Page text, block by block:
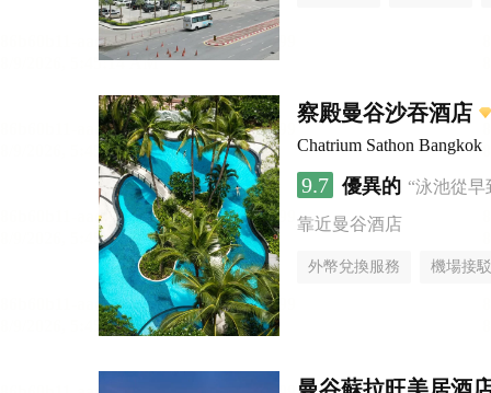
察殿曼谷沙吞酒店
Chatrium Sathon Bangkok
9.7 優異的 “泳池從
靠近曼谷酒店
外幣兌換服務 機場接